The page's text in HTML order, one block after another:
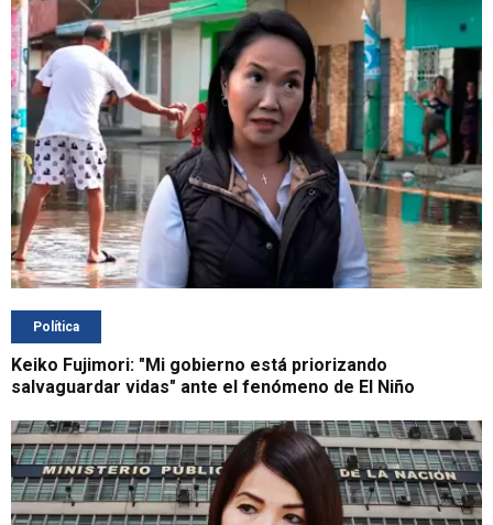
Política
Keiko Fujimori: "Mi gobierno está priorizando
salvaguardar vidas" ante el fenómeno de El Niño